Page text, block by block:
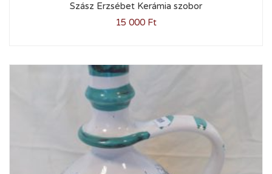
Szász Erzsébet Kerámia szobor
15 000 Ft